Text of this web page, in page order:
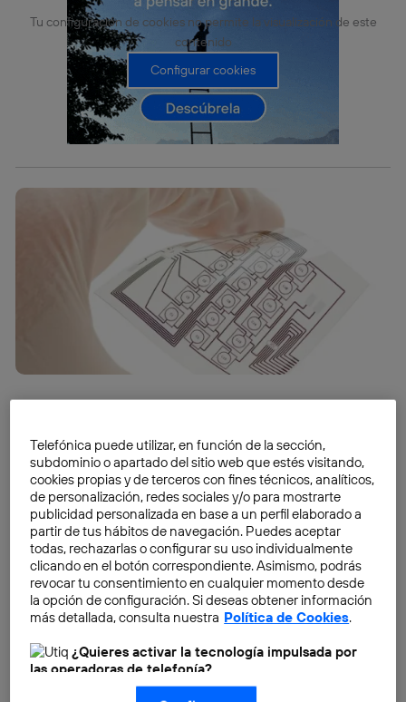
Bajo el envoltorio del biohacking cada individuo se
instalará sensores y nanodispositivos que, igual que
hace un ordenador externo, irán actualizándose y
mejorando progresivamente el potencial de la especie.
Ese futuro no está tan lejos. Introducir grandes
capacidades en un espacio minúsculo resulta cada
vez más fácil. David Evans,chief futuristde Cisco, dijo
en la conferencia de Wearable Technology de
Londres, el pasado mes de marzo, que el tamaño que
requiere el procesador de una computadora
Tu configuración de cookies no permite la visualización de este
contenido
Configurar cookies
Telefónica puede utilizar, en función de la sección,
subdominio o apartado del sitio web que estés visitando,
cookies propias y de terceros con fines técnicos, analíticos,
de personalización, redes sociales y/o para mostrarte
publicidad personalizada en base a un perfil elaborado a
partir de tus hábitos de navegación. Puedes aceptar
todas, rechazarlas o configurar su uso individualmente
clicando en el botón correspondiente. Asimismo, podrás
revocar tu consentimiento en cualquier momento desde
la opción de configuración. Si deseas obtener información
más detallada, consulta nuestra Política de Cookies.
¿Quieres activar la tecnología impulsada por
las operadoras de telefonía?
Nosotros, Telefónica S.A., utilizamos la tecnología Utiq para